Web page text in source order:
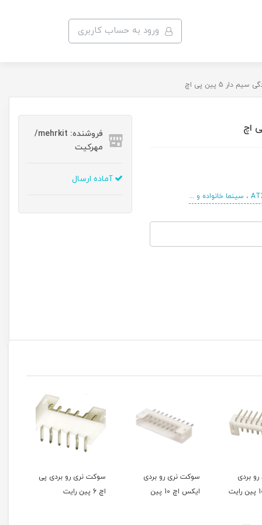
ورود به حساب کاربری
دار 5 پین پی اچ
فروشنده: mehrkit/
مهرکیت
آماده ارسال
رو بردی
سوکت نری رو بردی پی
اچ 6 پین رایت
سوکت نری رو بردی پی
اچ 6 پین